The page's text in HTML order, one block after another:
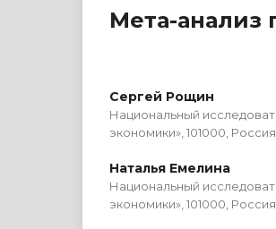
Мета-анализ
Сергей Рощин
Национальный
экономики», 101000,
Наталья Емелина
Национальный
экономики», 101000,